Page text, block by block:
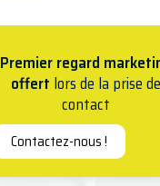
Premier regard
offert lors de la prise de
contact
Contactez-nous !